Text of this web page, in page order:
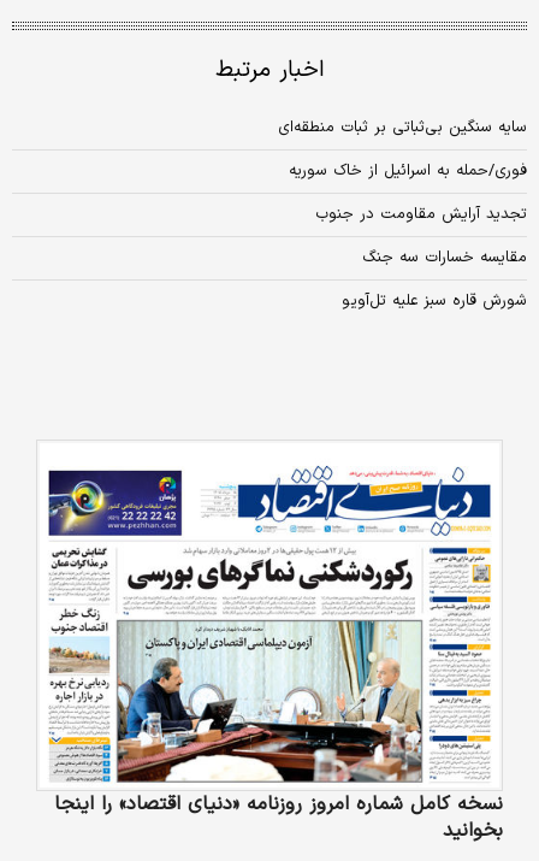
اخبار مرتبط
سایه سنگین بی‌ثباتی بر ثبات منطقه‌ای
فوری/حمله به اسرائیل از خاک سوریه
تجدید آرایش مقاومت در جنوب
مقایسه خسارات سه جنگ
شورش قاره سبز علیه تل‌آویو
نسخه کامل شماره امروز روزنامه «دنیای‌ اقتصاد» را اینجا
بخوانید